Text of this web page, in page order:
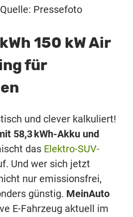
Pressefoto
150 kW Air
für
und clever kalkuliert!
58,3 kWh-Akku und
das Elektro-SUV-
Und wer sich jetzt
nur emissionsfrei,
günstig. MeinAuto
E-Fahrzeug aktuell im